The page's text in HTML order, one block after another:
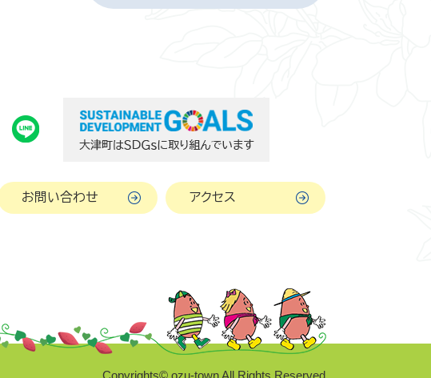
お問い合わせ アクセス
Copyrights© ozu-town All Rights Reserved